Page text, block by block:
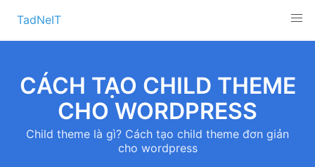
content
TadNeIT
CÁCH TẠO CHILD THEME
CHO WORDPRESS
Child theme là gì? Cách tạo child theme đơn giản
cho wordpress